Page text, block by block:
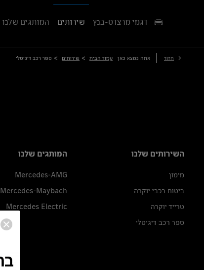
דגמי מרצדס-בנץ שירותים המותגים שלנו
חזור אתה נמצא כאן עמוד הבית > שירותים > ספר רכב דיגיטלי
השירותים שלנו
מימון
ביטוח רכבי יוקרה
טרייד יוקרה
ספר רכב דיגיטלי
המותגים שלנו
Mercedes-AMG
Mercedes-Maybach
Mercedes Electric